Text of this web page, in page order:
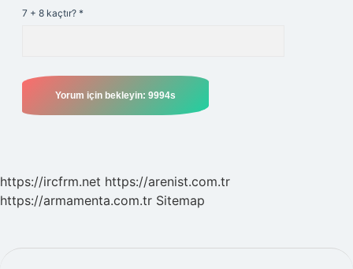
7 + 8 kaçtır? *
https://ircfrm.net https://arenist.com.tr
https://armamenta.com.tr Sitemap